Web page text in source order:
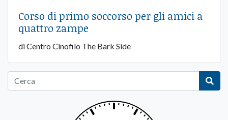
Corso di primo soccorso per gli amici a
quattro zampe
di Centro Cinofilo The Bark Side